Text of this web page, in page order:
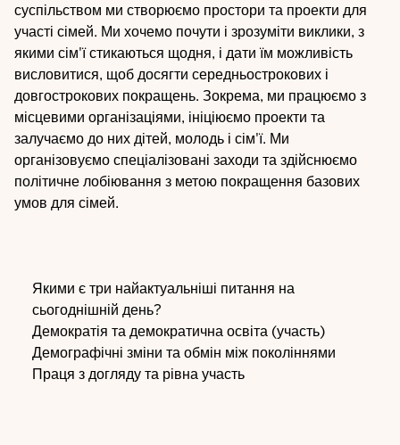
суспільством ми створюємо простори та проекти для
участі сімей. Ми хочемо почути і зрозуміти виклики, з
якими сім'ї стикаються щодня, і дати їм можливість
висловитися, щоб досягти середньострокових і
довгострокових покращень. Зокрема, ми працюємо з
місцевими організаціями, ініціюємо проекти та
залучаємо до них дітей, молодь і сім'ї. Ми
організовуємо спеціалізовані заходи та здійснюємо
політичне лобіювання з метою покращення базових
умов для сімей.
Якими є три найактуальніші питання на
сьогоднішній день?
Демократія та демократична освіта (участь)
Демографічні зміни та обмін між поколіннями
Праця з догляду та рівна участь